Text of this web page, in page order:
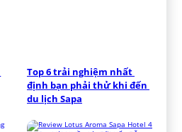
Top 6 trải nghiệm nhất
định bạn phải thử khi đến
du lịch Sapa